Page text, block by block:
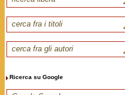
Ricerca su Google